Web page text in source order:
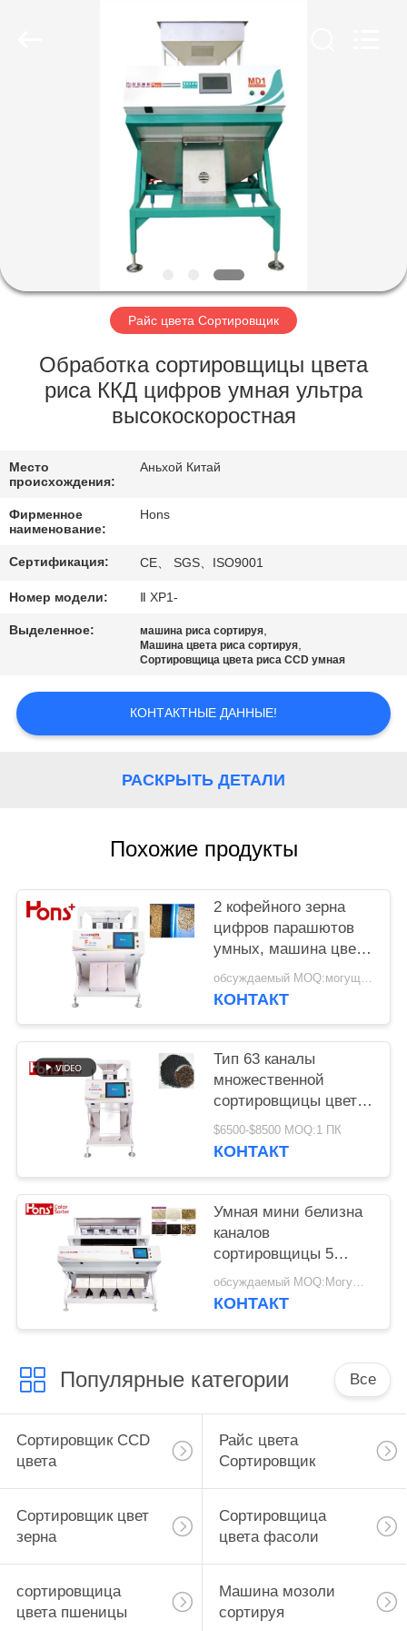
ПРОДУКТЫ
ПУТЕШЕСТВИЕ
ФАБРИКИ
ПРОВЕРКА
КАЧЕСТВА
СВЯЖИТЕСЬ
МЫ
СПРОСИТЕ
ЦИТАТУ
КАРТА
PRIVACY
Райс цвета Сортировщик
Обработка сортировщицы цвета
риса ККД цифров умная ультра
высокоскоростная
Место
происхождения:
Аньхой Китай
Фирменное
наименование:
Hons
Сертификация: CE、 SGS、ISO9001
Номер модели: Ⅱ ХР1-
Выделенное: машина риса сортируя,
Машина цвета риса сортируя,
Сортировщица цвета риса CCD умная
КОНТАКТНЫЕ ДАННЫЕ!
РАСКРЫТЬ ДЕТАЛИ
Похожие продукты
2 кофейного зерна
цифров парашютов
умных, машина цвета
арахиса сортируя
обсуждаемый MOQ:могущий быть предметом переговоров
КОНТАКТ
Тип 63 каналы
множественной
сортировщицы цвета
сезама CCD 5400
пикселов функции
$6500-$8500 MOQ:1 ПК
КОНТАКТ
Умная мини белизна
каналов
сортировщицы 5
цвета риса
обсуждаемый MOQ:Могущий быть предметом переговоров
КОНТАКТ
Популярные категории Все
Сортировщик CCD
цвета
Райс цвета
Сортировщик
Сортировщик цвет
зерна
Сортировщица
цвета фасоли
сортировщица
цвета пшеницы
Машина мозоли
сортируя